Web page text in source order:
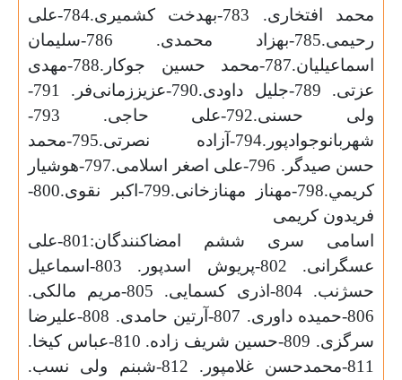
محمد افتخاری. 783-بهدخت کشمیری.784-علی
رحیمی.785-بهزاد محمدی. 786-سلیمان
اسماعیلیان.787-محمد حسین جوکار.788-مهدی
عزتی. 789-جلیل داودی.790-عزیززمانی‌فر. 791-
ولی حسنی.792-علی حاجی. 793-
شهربانوجوادپور.794-آزاده نصرتی.795-محمد
حسن صیدگر. 796-علی اصغر اسلامی.797-هوشيار
كريمي.798-مهناز مهنازخانی.799-اکبر نقوی.800-
فریدون کریمی
اسامی سری ششم امضاکنندگان:801-علی
عسگرانی. 802-پریوش اسدپور. 803-اسماعیل
حسژنب. 804-اذری کسمایی. 805-مریم مالکی.
806-حمیده داوری. 807-آرتین حامدی. 808-علیرضا
سرگزی. 809-حسین شریف زاده. 810-عباس کیخا.
811-محمدحسن غلامپور. 812-شبنم ولی نسب.